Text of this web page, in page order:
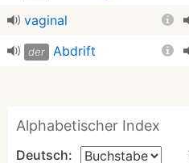
vaginal
der Abdrift
Alphabetischer Index
Deutsch: